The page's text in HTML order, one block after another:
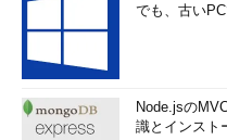
でも、古い
Node.jsの
識とインスト